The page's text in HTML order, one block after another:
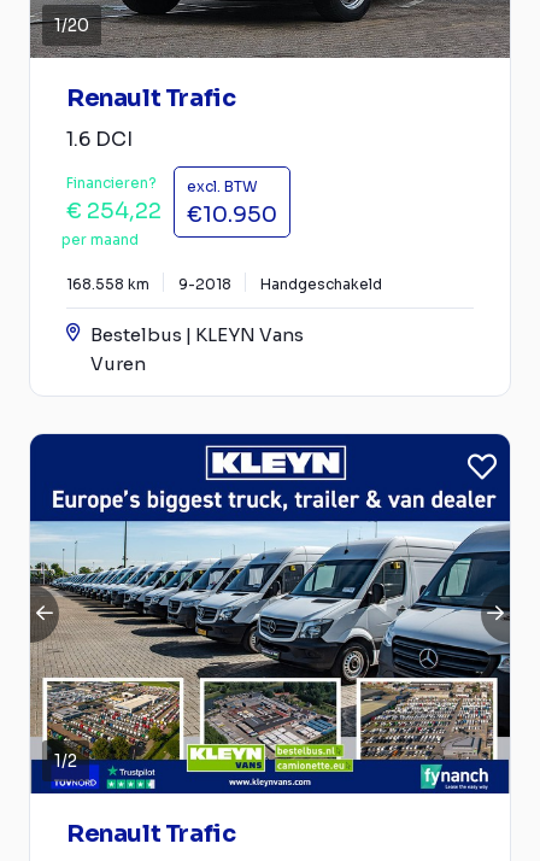
1/20
Renault Trafic
1.6 DCI
Financieren?
€ 254,22
per maand
excl. BTW
€10.950
168.558 km 9-2018 Handgeschakeld
Bestelbus | KLEYN Vans
Vuren
1/2
Renault Trafic